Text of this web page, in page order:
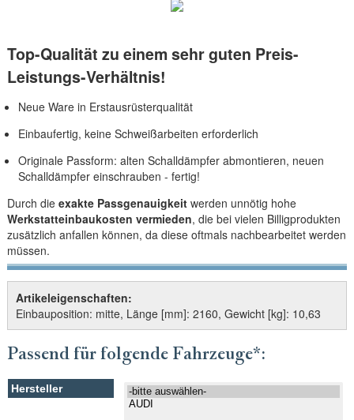
Top-Qualität zu einem sehr guten Preis-
Leistungs-Verhältnis!
Neue Ware in Erstausrüsterqualität
Einbaufertig, keine Schweißarbeiten erforderlich
Originale Passform: alten Schalldämpfer abmontieren, neuen
Schalldämpfer einschrauben - fertig!
Durch die exakte Passgenauigkeitwerden unnötig hohe
Werkstatteinbaukosten vermieden, die bei vielen Billigprodukten
zusätzlich anfallen können, da diese oftmals nachbearbeitet werden
müssen.
Artikeleigenschaften:
Einbauposition: mitte, Länge [mm]: 2160, Gewicht [kg]: 10,63
Passend für folgende Fahrzeuge*: